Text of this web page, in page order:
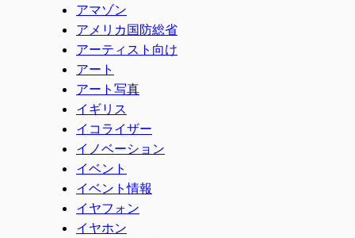
アマゾン
アメリカ国防総省
アーティスト向け
アート
アート写真
イギリス
イコライザー
イノベーション
イベント
イベント情報
イヤフォン
イヤホン